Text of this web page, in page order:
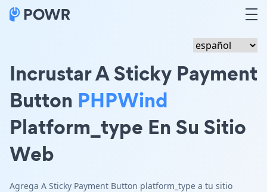
Incrustar A Sticky Payment
Button PHPWind
Platform_type En Su Sitio
Web
Agrega A Sticky Payment Button platform_type a tu sitio